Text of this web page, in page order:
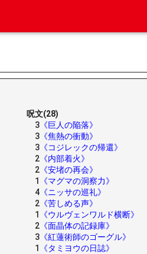
呪文(28)
3 《巨人の陥落》
3 《焦熱の衝動》
3 《コジレックの帰還》
2 《内部着火》
2 《安堵の再会》
1
《マグマの洞察力》
4 《ニッサの巡礼》
2 《苦しめる声》
1
《ウルヴェンワルド横断》
2 《面晶体の記録庫》
3 《紅蓮術師のゴーグル》
1
《タミヨウの日誌》